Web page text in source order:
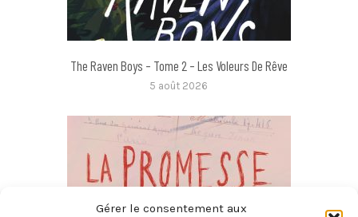
Gérer le consentement aux
The Raven Boys – Tome 2 – Les Voleurs De Rêve
5 août 2026